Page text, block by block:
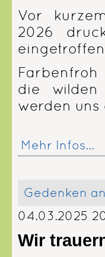
Vor
2026
die
werden
Mehr Infos...
Gedenken
04.03.2025
Wir